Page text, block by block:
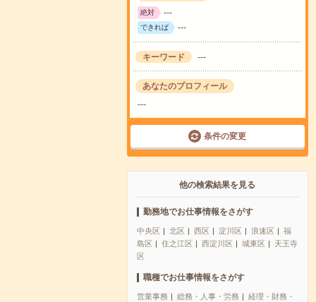
絶対 ---
できれば ---
キーワード ---
あなたのプロフィール
---
条件の変更
他の検索結果を見る
勤務地でお仕事情報をさがす
中央区 北区 西区 淀川区 浪速区
福
島区
住之江区 西淀川区 城東区
天王寺
区
職種でお仕事情報をさがす
営業事務 総務・人事・労務
経理・財務・